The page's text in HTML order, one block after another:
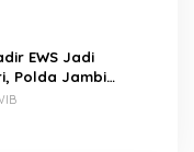
EWS Jadi
Polda Jambi